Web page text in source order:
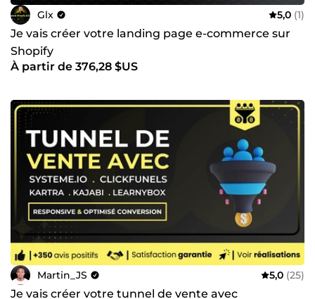
Glx 5,0 (1)
Je vais créer votre landing page e-commerce sur
Shopify
À partir de 376,28 $US
Martin_JS 5,0 (25)
Je vais créer votre tunnel de vente avec